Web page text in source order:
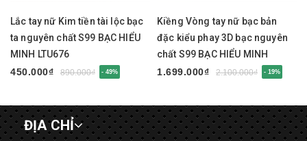
Lắc tay nữ Kim tiền tài lộc bạc
ta nguyên chất S99 BẠC HIỂU
MINH LTU676
450.000₫
890.000₫ - 49%
Kiềng Vòng tay nữ bạc bản
đặc kiểu phay 3D bạc nguyên
chất S99 BẠC HIỂU MINH
LTU675
1.699.000₫ 2.100.000₫ - 19%
ĐỊA CHỈ